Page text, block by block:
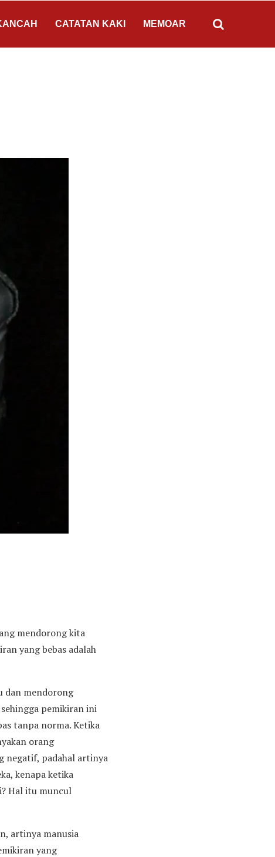
CATATAN KAKI MEMOAR
mendorong kita
yang bebas adalah
dan mendorong
pemikiran ini
tanpa norma. Ketika
orang
negatif, padahal artinya
kenapa ketika
Hal itu muncul
artinya manusia
yang